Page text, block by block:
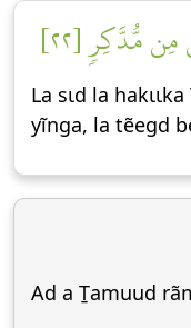
مُّدَّكِرٖ [٢٢]
La sɩd la
yĩnga, la tẽegd
Ad a Ṯamuud